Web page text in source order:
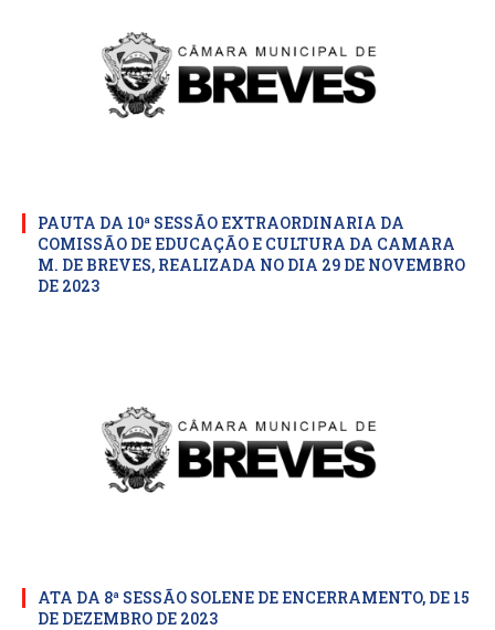
PAUTA DA 10ª SESSÃO EXTRAORDINARIA DA
COMISSÃO DE EDUCAÇÃO E CULTURA DA CAMARA
M. DE BREVES, REALIZADA NO DIA 29 DE NOVEMBRO
DE 2023
ATA DA 8ª SESSÃO SOLENE DE ENCERRAMENTO, DE 15
DE DEZEMBRO DE 2023